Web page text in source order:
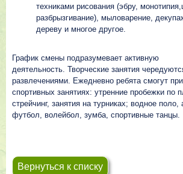
техниками рисования (эбру,
разбрызгивание), мыловарение,
дереву и многое другое.
График смены подразумевает активную
деятельность. Творческие занятия
развлечениями. Ежедневно ребята смогут
спортивных занятиях: утренние пробежки по
стрейчинг, занятия на турниках; водное поло,
футбол, волейбол, зумба, спортивные танцы.
Вернуться к списку